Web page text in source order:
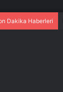
Dakika Haberleri